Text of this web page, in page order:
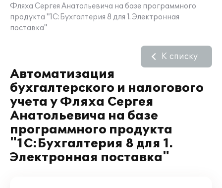
Фляха Сергея Анатольевича на базе программного
продукта "1С:Бухгалтерия 8 для 1. Электронная
поставка"
Автоматизация
бухгалтерского и налогового
учета у Фляха Сергея
Анатольевича на базе
программного продукта
"1С:Бухгалтерия 8 для 1.
Электронная поставка"
К списку